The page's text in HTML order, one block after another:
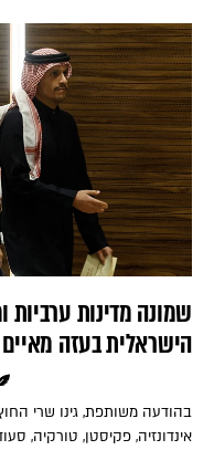
שמונה מדינות
הישראלית בעזה
בהודעה משותפת, גינו שרי
אינדונזיה, פקיסטן, טורקיה,